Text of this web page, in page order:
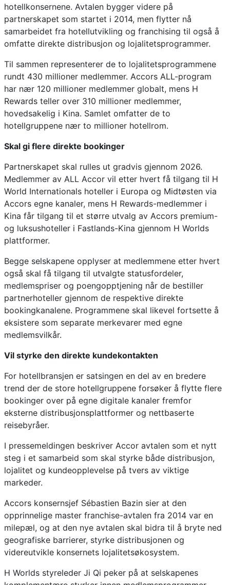
hotellkonsernene. Avtalen bygger videre på
partnerskapet som startet i 2014, men flytter nå
samarbeidet fra hotellutvikling og franchising til også å
omfatte direkte distribusjon og lojalitetsprogrammer.
Til sammen representerer de to lojalitetsprogrammene
rundt 430 millioner medlemmer. Accors ALL-program
har nær 120 millioner medlemmer globalt, mens H
Rewards teller over 310 millioner medlemmer,
hovedsakelig i Kina. Samlet omfatter de to
hotellgruppene nær to millioner hotellrom.
Skal gi flere direkte bookinger
Partnerskapet skal rulles ut gradvis gjennom 2026.
Medlemmer av ALL Accor vil etter hvert få tilgang til H
World Internationals hoteller i Europa og Midtøsten via
Accors egne kanaler, mens H Rewards-medlemmer i
Kina får tilgang til et større utvalg av Accors premium-
og luksushoteller i Fastlands-Kina gjennom H Worlds
plattformer.
Begge selskapene opplyser at medlemmene etter hvert
også skal få tilgang til utvalgte statusfordeler,
medlemspriser og poengopptjening når de bestiller
partnerhoteller gjennom de respektive direkte
bookingkanalene. Programmene skal likevel fortsette å
eksistere som separate merkevarer med egne
medlemsvilkår.
Vil styrke den direkte kundekontakten
For hotellbransjen er satsingen en del av en bredere
trend der de store hotellgruppene forsøker å flytte flere
bookinger over på egne digitale kanaler fremfor
eksterne distribusjonsplattformer og nettbaserte
reisebyråer.
I pressemeldingen beskriver Accor avtalen som et nytt
steg i et samarbeid som skal styrke både distribusjon,
lojalitet og kundeopplevelse på tvers av viktige
markeder.
Accors konsernsjef Sébastien Bazin sier at den
opprinnelige master franchise-avtalen fra 2014 var en
milepæl, og at den nye avtalen skal bidra til å bryte ned
geografiske barrierer, styrke distribusjonen og
videreutvikle konsernets lojalitetsøkosystem.
H Worlds styreleder Ji Qi peker på at selskapenes